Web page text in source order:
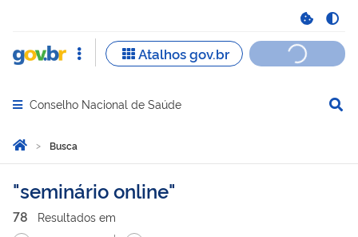
Abrir menu principal de navegação
Conselho Nacional de Saúde
Você está aqui:
Página Inicial
Busca
Busca
seminário online
78 Resultados em